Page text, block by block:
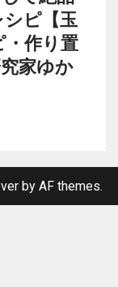
ピ【玉
作り置
家ゆか
by AF themes.